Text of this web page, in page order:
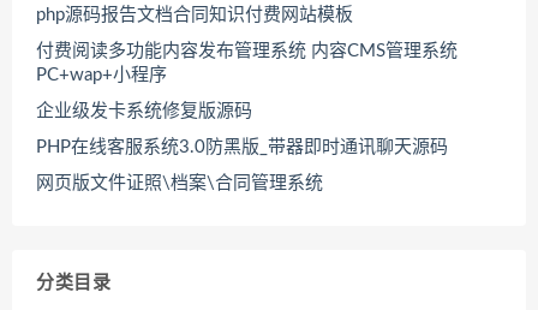
php源码报告文档合同知识付费网站模板
付费阅读多功能内容发布管理系统 内容CMS管理系统
PC+wap+小程序
企业级发卡系统修复版源码
PHP在线客服系统3.0防黑版_带器即时通讯聊天源码
网页版文件证照\档案\合同管理系统
分类目录